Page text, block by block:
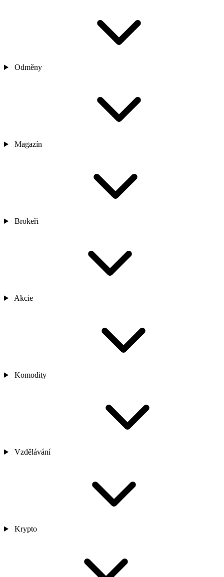
Odměny
Magazín
Brokeři
Akcie
Komodity
Vzdělávání
Krypto